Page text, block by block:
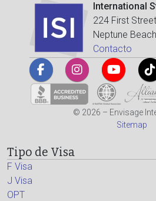
International
224 First Street
Neptune
Contacto
© 2026 – Envisage
Sitemap
Tipo de Visa
F Visa
J Visa
OPT